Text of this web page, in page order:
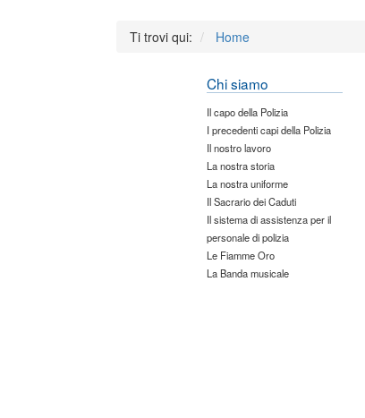
Ti trovi qui: Home
Chi siamo
Il capo della Polizia
I precedenti capi della Polizia
Il nostro lavoro
La nostra storia
La nostra uniforme
Il Sacrario dei Caduti
Il sistema di assistenza per il
personale di polizia
Le Fiamme Oro
La Banda musicale